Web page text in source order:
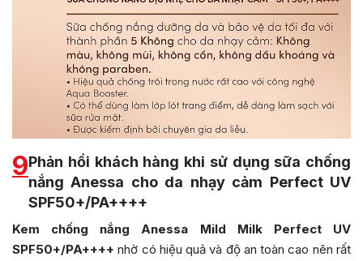
9Phản hồi khách hàng khi sử dụng sữa chống
nắng Anessa cho da nhạy cảm Perfect UV
SPF50+/PA++++
Kem chống nắng Anessa Mild Milk Perfect UV
SPF50+/PA++++ nhờ có hiệu quả và độ an toàn cao nên rất